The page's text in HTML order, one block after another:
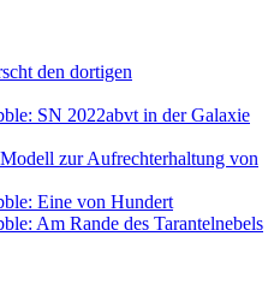
den dortigen
SN 2022abvt in der Galaxie
zur Aufrechterhaltung von
Eine von Hundert
Am Rande des Tarantelnebels